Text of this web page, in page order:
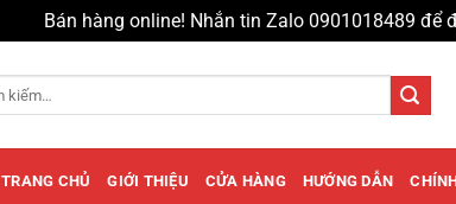
Bán hàng online! Nhắn tin Zalo 0901018489
TRANG CHỦ GIỚI THIỆU CỬA HÀNG HƯỚNG DẪN